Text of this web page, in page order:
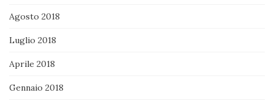
Agosto 2018
Luglio 2018
Aprile 2018
Gennaio 2018